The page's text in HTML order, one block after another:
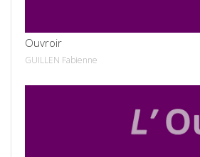
Ouvroir
GUILLEN Fabienne